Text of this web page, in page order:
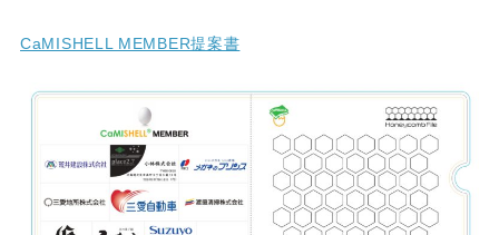
CaMISHELL MEMBER提案書